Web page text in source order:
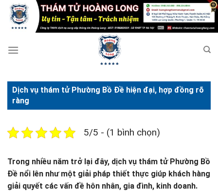
qua
Dịch vụ thám tử Phường Bồ Đề hiện đại, hợp đồng rõ
ràng
5/5 - (1 bình chọn)
Trong nhiều năm trở lại đây, dịch vụ thám tử Phường Bồ
Đề nổi lên như một giải pháp thiết thực giúp khách hàng
giải quyết các vấn đề hôn nhân, gia đình, kinh doanh.